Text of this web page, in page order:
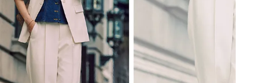
BEAUTY Aug, 7, 2026
【UV下地】酷暑に頼れる！
円台〜3,000円台の名品3選
｜30代美容ライターが正直レビ
ュー | CLASSY.[クラッシィ]
ーでよりパーソナルな『ブライ
ダルジュエリー』４選 | CLASSY.
[クラッシィ]